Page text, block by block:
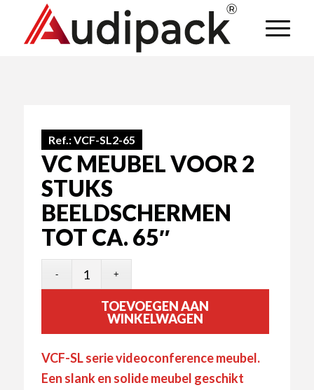
Ref.:VCF-SL2-65
VC MEUBEL VOOR 2
STUKS
BEELDSCHERMEN
TOT CA. 65″
TOEVOEGEN AAN
WINKELWAGEN
VCF-SL serie videoconference meubel.
Een slank en solide meubel geschikt